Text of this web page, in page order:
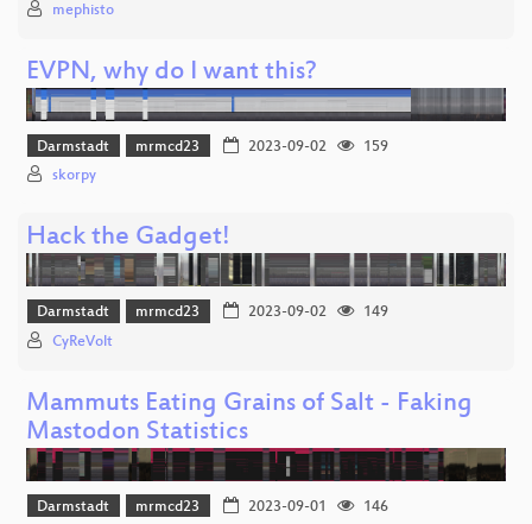
mephisto
EVPN, why do I want this?
Darmstadt mrmcd23 2023-09-02
159
skorpy
Hack the Gadget!
Darmstadt mrmcd23 2023-09-02
149
CyReVolt
Mammuts Eating Grains of Salt - Faking
Mastodon Statistics
Darmstadt mrmcd23 2023-09-01
146